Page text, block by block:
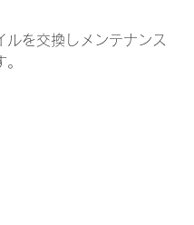
ルを交換しメンテナンス